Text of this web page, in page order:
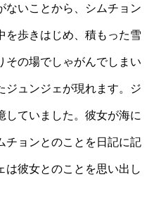
ないことから、シムチョン
を歩きはじめ、積もった雪
その場でしゃがんでしまい
ジュンジェが現れます。ジ
していました。彼女が海に
チョンとのことを日記に記
は彼女とのことを思い出し